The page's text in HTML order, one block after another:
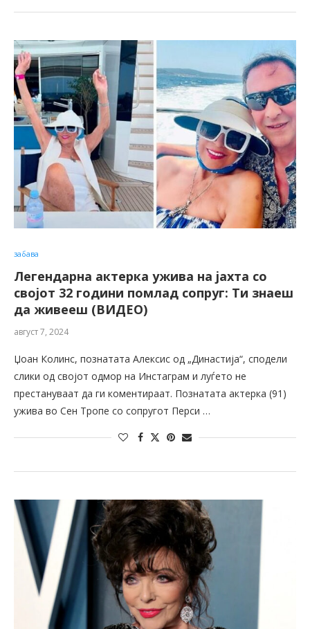
забава
Легендарна актерка ужива на јахта со
својот 32 години помлад сопруг: Ти знаеш
да живееш (ВИДЕО)
август 7, 2024
Џоан Колинс, познатата Алексис од „Династија“, сподели
слики од својот одмор на Инстаграм и луѓето не
престануваат да ги коментираат. Познатата актерка (91)
ужива во Сен Тропе со сопругот Перси …